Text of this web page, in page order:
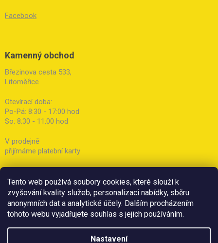
Tento web používá soubory cookies, které slouží k
zvyšování kvality služeb, personalizaci nabídky, sběru
anonymních dat a analytické účely. Dalším procházením
tohoto webu vyjadřujete souhlas s jejich používáním.
Nastavení
Facebook
Kamenný obchod
Březinova cesta 533,
Litoměřice
Otevírací doba:
Po-Pá: 8:30 - 17:00 hod
So: 8:30 - 11:00 hod
V prodejně
přijímáme platební karty